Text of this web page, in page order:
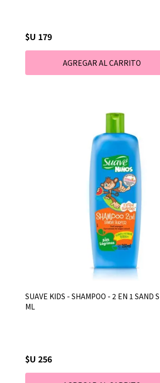
$U 179
SUAVE KIDS - SHAMPOO - 2 EN 1 SAND
ML
$U 256